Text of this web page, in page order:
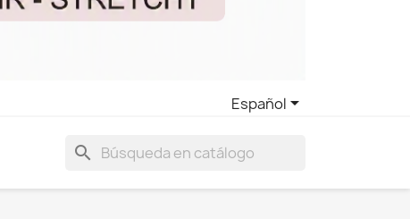
Español
search